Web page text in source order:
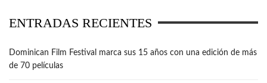
ENTRADAS RECIENTES
Dominican Film Festival marca sus 15 años con una edición de más
de 70 películas